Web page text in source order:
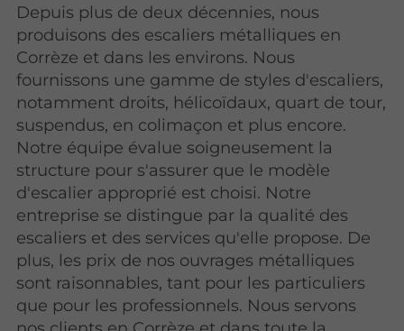
Depuis plus de deux décennies, nous
produisons des escaliers métalliques en
Corrèze et dans les environs. Nous
fournissons une gamme de styles d'escaliers,
notamment droits, hélicoïdaux, quart de tour,
suspendus, en colimaçon et plus encore.
Notre équipe évalue soigneusement la
structure pour s'assurer que le modèle
d'escalier approprié est choisi. Notre
entreprise se distingue par la qualité des
escaliers et des services qu'elle propose. De
plus, les prix de nos ouvrages métalliques
sont raisonnables, tant pour les particuliers
que pour les professionnels. Nous servons